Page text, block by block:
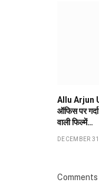
Allu Arjun
ऑफिस पर
वाली फिल्में…
DECEMBER